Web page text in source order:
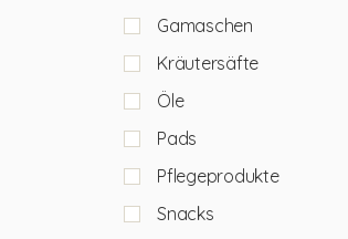
Gamaschen
Kräutersäfte
Öle
Pads
Pflegeprodukte
Snacks